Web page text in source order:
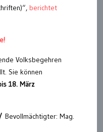
berichtet
Volksbegehren
Sie können
18. März
Bevollmächtigter: Mag.